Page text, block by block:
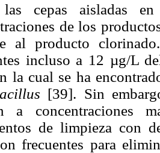
las cepas aisladas
de los
al producto
incluso a 12 µg/L
la cual se ha
[39]. Sin
a concentraciones
de limpieza con
frecuentes para